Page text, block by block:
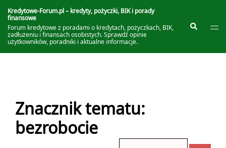
do
treści
Kredytowe-Forum.pl – kredyty, pożyczki, BIK i porady
finansowe
Forum kredytowe z poradami o kredytach, pożyczkach, BIK,
zadłużeniu i finansach osobistych. Sprawdź opinie
użytkowników, poradniki i aktualne informacje.
Szukaj
Znacznik tematu:
bezrobocie